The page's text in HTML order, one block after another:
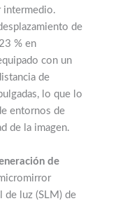
intermedio.
de
% en
con un
de
lo que lo
entornos de
de la imagen.
de
de luz (SLM) de